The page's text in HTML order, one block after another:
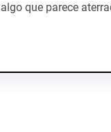
que parece